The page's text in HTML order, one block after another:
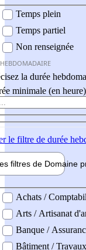
Temps plein
Temps partiel
Non renseignée
la durée
minimale (en heure)
le filtre de durée
filtres de Domaine
professionel
Achats /
Arts / Artisanat
Banque /
Bâtiment /